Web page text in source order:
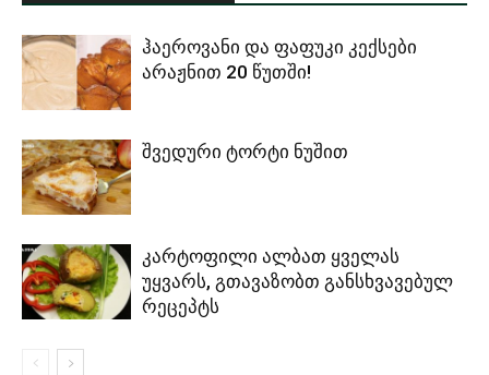
ჰაეროვანი და ფაფუკი კექსები
არაჟნით 20 წუთში!
შვედური ტორტი ნუშით
კარტოფილი ალბათ ყველას
უყვარს, გთავაზობთ განსხვავებულ
რეცეპტს